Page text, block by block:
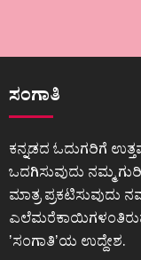
ಸಂಗಾತಿ
ಕನ್ನಡದ ಓದುಗರಿಗೆ
ಒದಗಿಸುವುದು ನಮ್ಮ
ಮಾತ್ರ ಪ್ರಕಟಿಸುವುದು
ʼಸಂಗಾತಿʼಯ ಉದ್ದೇಶ.